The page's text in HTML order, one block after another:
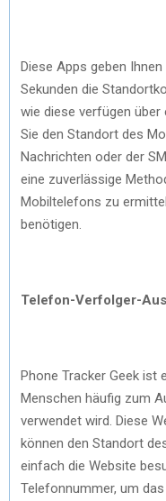
Diese Apps geben
Sekunden die
wie diese verfügen
Sie den Standort des
Nachrichten oder der
eine zuverlässige
Mobiltelefons zu
benötigen.
Telefon-Verfolger-
Phone Tracker Geek ist
Menschen häufig zum
verwendet wird. Diese
können den Standort
einfach die Website
Telefonnummer, um